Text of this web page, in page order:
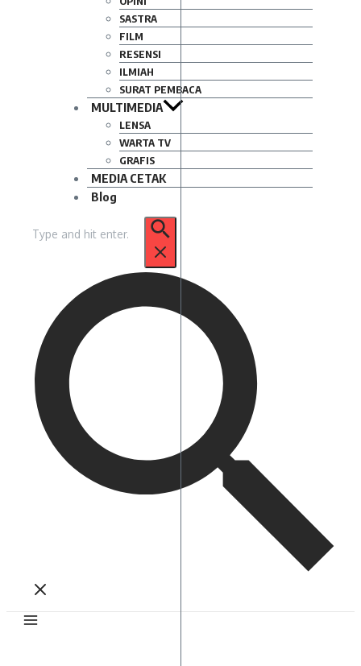
SASTRA
FILM
RESENSI
ILMIAH
SURAT PEMBACA
MULTIMEDIA
LENSA
WARTA TV
GRAFIS
MEDIA CETAK
Blog
untuk: